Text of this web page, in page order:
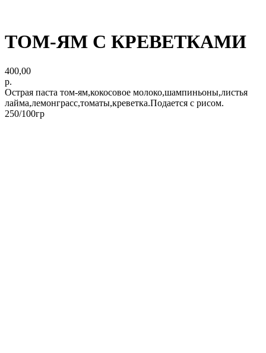
ТОМ-ЯМ С КРЕВЕТКАМИ
400,00
р.
Острая паста том-ям,кокосовое молоко,шампиньоны,листья
лайма,лемонграсс,томаты,креветка.Подается с рисом.
250/100гр